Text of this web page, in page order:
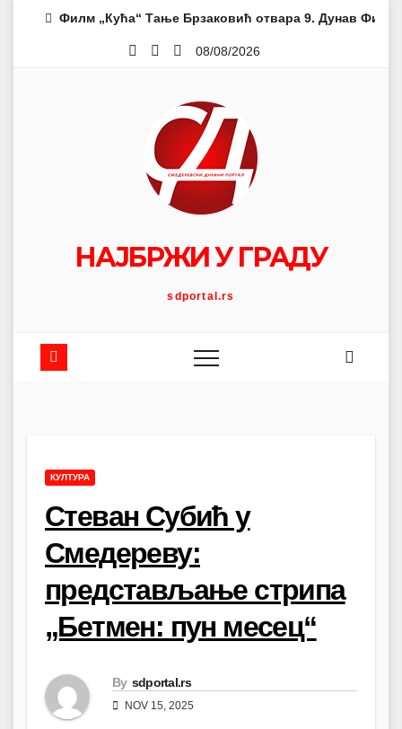
Филм „Кућа“ Тање Брзаковић отвара 9. Дунав Филм
08/08/2026
НАЈБРЖИ У ГРАДУ
sdportal.rs
КУЛТУРА
Стеван Субић у
Смедереву:
представљање стрипа
„Бетмен: пун месец“
By sdportal.rs
NOV 15, 2025